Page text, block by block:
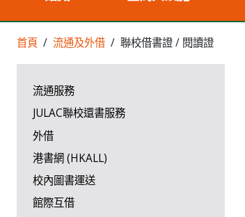
首頁 流通及外借 聯校借書證 / 閱讀證
流通服務
JULAC聯校還書服務
外借
港書網 (HKALL)
校內圖書運送
館際互借